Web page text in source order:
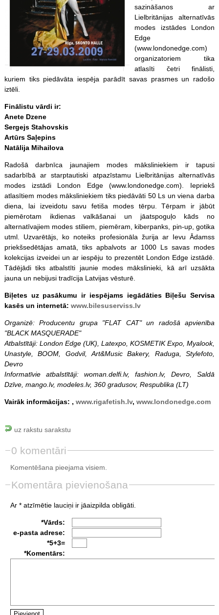
sazināšanos ar
Lielbritānijas alternatīvās
modes izstādes London
Edge
(www.londonedge.com)
organizatoriem tika
atlasīti četri finālisti,
kuriem tiks piedāvāta iespēja parādīt savas prasmes un radošo
iztēli.
Finālistu vārdi ir:
Anete Dzene
Sergejs Stahovskis
Artūrs Saļepins
Natālija Mihailova
Radošā darbnīca jaunajiem modes māksliniekiem ir tapusi
sadarbībā ar starptautiski atpazīstamu Lielbritānijas alternatīvās
modes izstādi London Edge (www.londonedge.com). Iepriekš
atlasītiem modes māksliniekiem tiks piedāvāti 50 Ls un viena darba
diena, lai izveidotu savu fetiša modes tērpu. Tērpam ir jābūt
piemērotam ikdienas valkāšanai un jāatspoguļo kāds no
alternatīvajiem modes stiliem, piemēram, kiberpanks, pin-up, gotika
utml. Uzvarētājs, ko noteiks profesionāla žurija ar Ievu Ādamss
priekšsedētājas amatā, tiks apbalvots ar 1000 Ls savas modes
kolekcijas izveidei un ar iespēju to prezentēt London Edge izstādē.
Tādējādi tiks atbalstīti jaunie modes mākslinieki, kā arī uzsākta
jauna un nebijusi tradīcija Latvijas vēsturē.
Biļetes uz pasākumu ir iespējams iegādāties Biļešu Servisa
kasēs un internetā: www.bilesuserviss.lv
Organizē: Producentu grupa "FLAT CAT" un radošā apvienība
"BLACK MASQUERADE"
Atbalstītāji: London Edge (UK), Latexpo, KOSMETIK Expo, Myalook,
Unastyle, BOOM, Godvil, Art&Music Bakery, Raduga, Stylefoto,
Devro
Informatīvie atbalstītāji: woman.delfi.lv, fashion.lv, Devro, Saldā
Dzīve, mango.lv, modeles.lv, 360 gradusov, Respublika (LT)
Vairāk informācijas: , www.rigafetish.lv, www.londonedge.com
uz rakstu sarakstu
0 komentāri
Komentēšana pieejama visiem.
Komentāra pievienošana
Ar * atzīmētie lauciņi ir jāaizpilda obligāti.
*Vārds:
e-pasta adrese:
*5+3=
*Komentārs: